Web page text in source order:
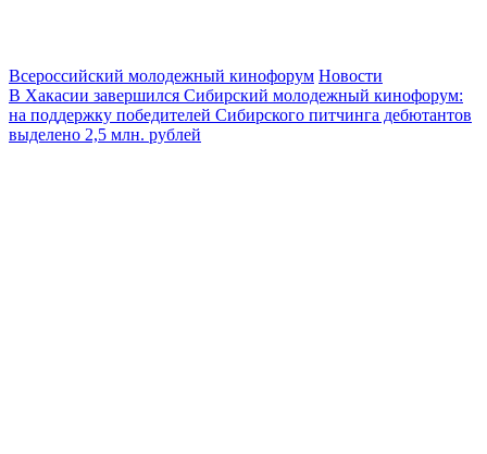
Всероссийский молодежный кинофорум Новости
В Хакасии завершился Сибирский молодежный кинофорум:
на поддержку победителей Сибирского питчинга дебютантов
выделено 2,5 млн. рублей